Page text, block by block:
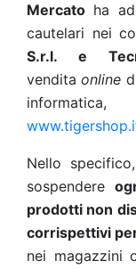
Mercato ha
cautelari nei
S.r.l. e
venditaonline
Nello
sospendere
prodotti non
corrispettivi
nei magazzini